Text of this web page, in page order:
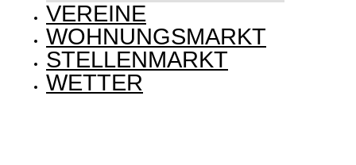
VEREINE
WOHNUNGSMARKT
STELLENMARKT
WETTER